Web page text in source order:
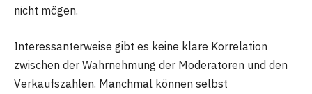
nicht mögen.
Interessanterweise gibt es keine klare Korrelation
zwischen der Wahrnehmung der Moderatoren und den
Verkaufszahlen. Manchmal können selbst